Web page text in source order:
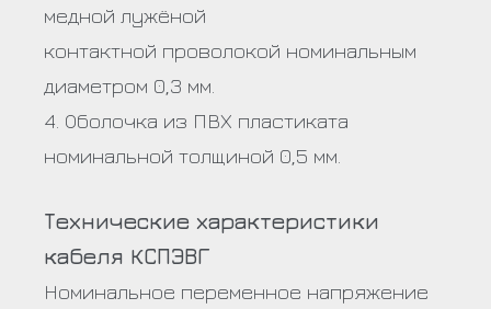
медной лужёной
контактной проволокой номинальным
диаметром 0,3 мм.
4. Оболочка из ПВХ пластиката
номинальной толщиной 0,5 мм.
Технические характеристики
кабеля КСПЭВГ
Номинальное переменное напряжение